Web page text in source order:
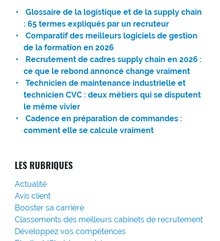
Glossaire de la logistique et de la supply chain
: 65 termes expliqués par un recruteur
Comparatif des meilleurs logiciels de gestion
de la formation en 2026
Recrutement de cadres supply chain en 2026 :
ce que le rebond annoncé change vraiment
Technicien de maintenance industrielle et
technicien CVC : deux métiers qui se disputent
le même vivier
Cadence en préparation de commandes :
comment elle se calcule vraiment
LES RUBRIQUES
Actualité
Avis client
Booster sa carrière
Classements des meilleurs cabinets de recrutement
Développez vos compétences